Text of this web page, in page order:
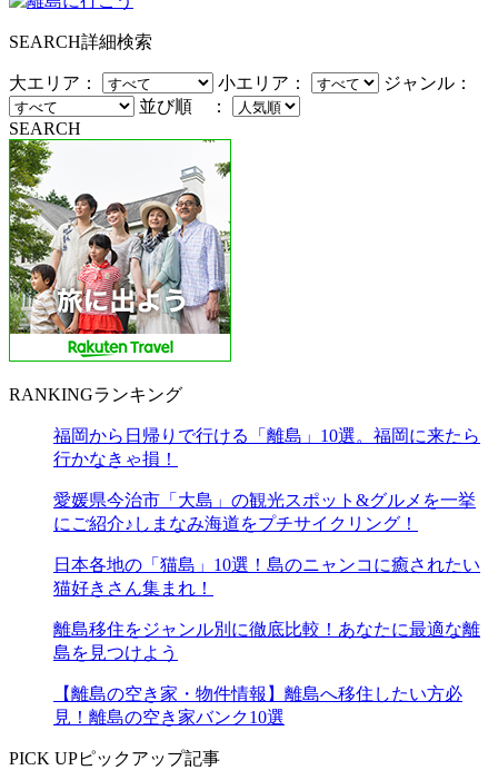
SEARCH詳細検索
大エリア： 小エリア：
ジャンル：
並び順 ：
SEARCH
RANKINGランキング
福岡から日帰りで行ける「離島」10選。福岡に来たら
行かなきゃ損！
愛媛県今治市「大島」の観光スポット&グルメを一挙
にご紹介♪しまなみ海道をプチサイクリング！
日本各地の「猫島」10選！島のニャンコに癒されたい
猫好きさん集まれ！
離島移住をジャンル別に徹底比較！あなたに最適な離
島を見つけよう
【離島の空き家・物件情報】離島へ移住したい方必
見！離島の空き家バンク10選
PICK UPピックアップ記事